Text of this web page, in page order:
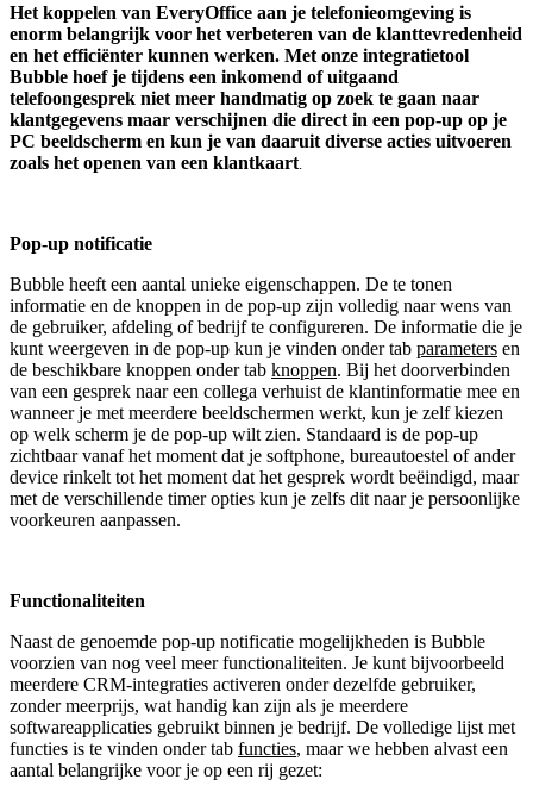
Het koppelen van EveryOffice aan je telefonieomgeving is
enorm belangrijk voor het verbeteren van de klanttevredenheid
en het efficiënter kunnen werken. Met onze integratietool
Bubble hoef je tijdens een inkomend of uitgaand
telefoongesprek niet meer handmatig op zoek te gaan naar
klantgegevens maar verschijnen die direct in een pop-up op je
PC beeldscherm en kun je van daaruit diverse acties uitvoeren
zoals het openen van een klantkaart
Pop-up notificatie
Bubble heeft een aantal unieke eigenschappen. De te tonen
informatie en de knoppen in de pop-up zijn volledig naar wens van
de gebruiker, afdeling of bedrijf te configureren. De informatie die je
kunt weergeven in de pop-up kun je vinden onder tab parameters en
de beschikbare knoppen onder tab knoppen. Bij het doorverbinden
van een gesprek naar een collega verhuist de klantinformatie mee en
wanneer je met meerdere beeldschermen werkt, kun je zelf kiezen
op welk scherm je de pop-up wilt zien. Standaard is de pop-up
zichtbaar vanaf het moment dat je softphone, bureautoestel of ander
device rinkelt tot het moment dat het gesprek wordt beëindigd, maar
met de verschillende timer opties kun je zelfs dit naar je persoonlijke
voorkeuren aanpassen.
Functionaliteiten
Naast de genoemde pop-up notificatie mogelijkheden is Bubble
voorzien van nog veel meer functionaliteiten. Je kunt bijvoorbeeld
meerdere CRM-integraties activeren onder dezelfde gebruiker,
zonder meerprijs, wat handig kan zijn als je meerdere
softwareapplicaties gebruikt binnen je bedrijf. De volledige lijst met
functies is te vinden onder tab functies, maar we hebben alvast een
aantal belangrijke voor je op een rij gezet: